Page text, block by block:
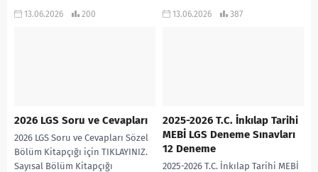
Analizi 2026 LGS T.C. İnkılap Tarihi
13.06.2026 200 13.06.2026 387
2026 LGS Soru ve Cevapları
2026 LGS Soru ve Cevapları Sözel
Bölüm Kitapçığı için TIKLAYINIZ.
Sayısal Bölüm Kitapçığı
2025-2026 T.C. İnkılap Tarihi
MEBİ LGS Deneme Sınavları
12 Deneme
2025-2026 T.C. İnkılap Tarihi MEBİ